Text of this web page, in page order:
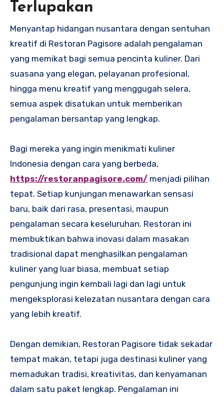
Terlupakan
Menyantap hidangan nusantara dengan sentuhan
kreatif di Restoran Pagisore adalah pengalaman
yang memikat bagi semua pencinta kuliner. Dari
suasana yang elegan, pelayanan profesional,
hingga menu kreatif yang menggugah selera,
semua aspek disatukan untuk memberikan
pengalaman bersantap yang lengkap.
Bagi mereka yang ingin menikmati kuliner
Indonesia dengan cara yang berbeda,
https://restoranpagisore.com/ menjadi pilihan
tepat. Setiap kunjungan menawarkan sensasi
baru, baik dari rasa, presentasi, maupun
pengalaman secara keseluruhan. Restoran ini
membuktikan bahwa inovasi dalam masakan
tradisional dapat menghasilkan pengalaman
kuliner yang luar biasa, membuat setiap
pengunjung ingin kembali lagi dan lagi untuk
mengeksplorasi kelezatan nusantara dengan cara
yang lebih kreatif.
Dengan demikian, Restoran Pagisore tidak sekadar
tempat makan, tetapi juga destinasi kuliner yang
memadukan tradisi, kreativitas, dan kenyamanan
dalam satu paket lengkap. Pengalaman ini